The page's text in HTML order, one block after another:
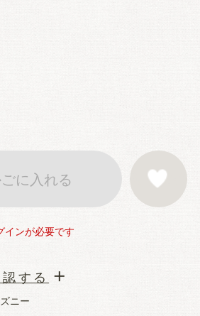
インが必要です
に入れる お気に入りに登
ニー
する